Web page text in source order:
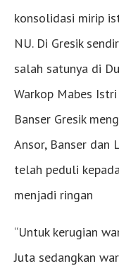
konsolidasi mirip
NU. Di Gresik
salah satunya di
Warkop Mabes
Banser Gresik
Ansor, Banser dan
telah peduli
menjadi ringan
“Untuk kerugian
Juta sedangkan